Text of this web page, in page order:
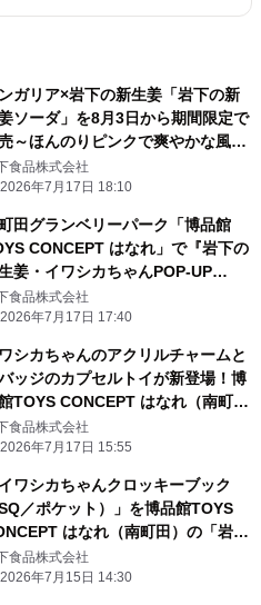
ガリア×岩下の新生姜「岩下の新
ソーダ」を8月3日から期間限定で
～ほんのりピンクで爽やかな風味
酸飲料～
食品株式会社
2026年7月17日 18:10
田グランベリーパーク「博品館
CONCEPT はなれ」で『岩下の
姜・イワシカちゃんPOP-UP
』を7月17日から8月2日まで開
食品株式会社
2026年7月17日 17:40
シカちゃんのアクリルチャームと
ッジのカプセルトイが新登場！博
TOYS CONCEPT はなれ（南町
の「岩下の新生姜・イワシカちゃ
UP SHOP」で7月17日先行発
食品株式会社
2026年7月17日 15:55
イワシカちゃんクロッキーブック
SQ／ポケット）」を博品館TOYS
はなれ（南町田）の「岩下
生姜・イワシカちゃんPOP-UP
」で7月17日先行発売
食品株式会社
2026年7月15日 14:30